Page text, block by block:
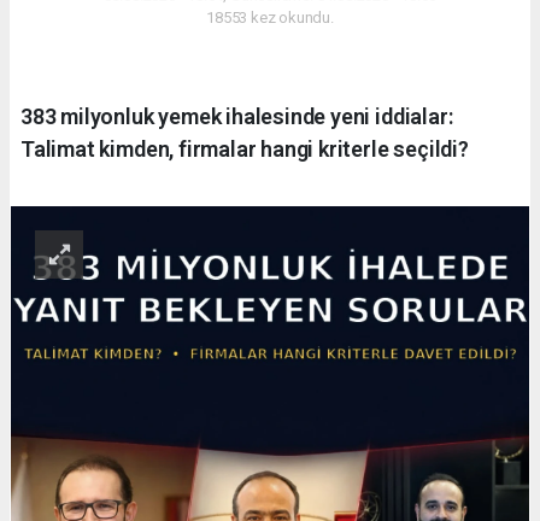
18553 kez okundu.
383 milyonluk yemek ihalesinde yeni iddialar:
Talimat kimden, firmalar hangi kriterle seçildi?